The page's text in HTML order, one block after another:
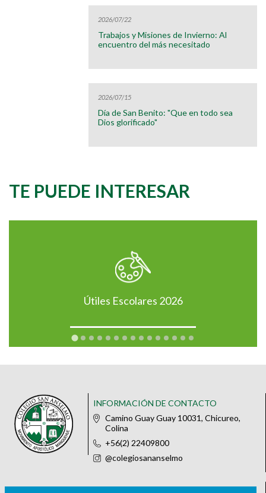
2026/07/22
Trabajos y Misiones de Invierno: Al
encuentro del más necesitado
2026/07/15
Día de San Benito: "Que en todo sea
Dios glorificado"
TE PUEDE INTERESAR
Útiles Escolares 2026
INFORMACIÓN DE CONTACTO
Camino Guay Guay 10031, Chicureo,
Colina
+56(2) 22409800
@colegiosananselmo